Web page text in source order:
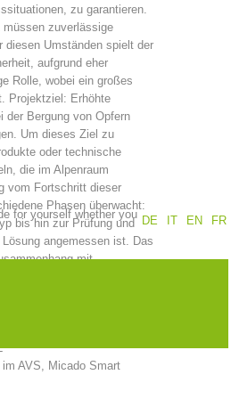
The PEER Group
zu garantieren.
müssen zuverlässige
diesen Umständen spielt der
aufgrund eher
Rolle, wobei ein großes
Projektziel: Erhöhte
der Bergung von Opfern
Um dieses Ziel zu
oder technische
die im Alpenraum
vom Fortschritt dieser
Phasen überwacht:
bis hin zur Prüfung und
angemessen ist. Das
mit
AVS, Micado Smart
DE
IT EN FR
for yourself whether you